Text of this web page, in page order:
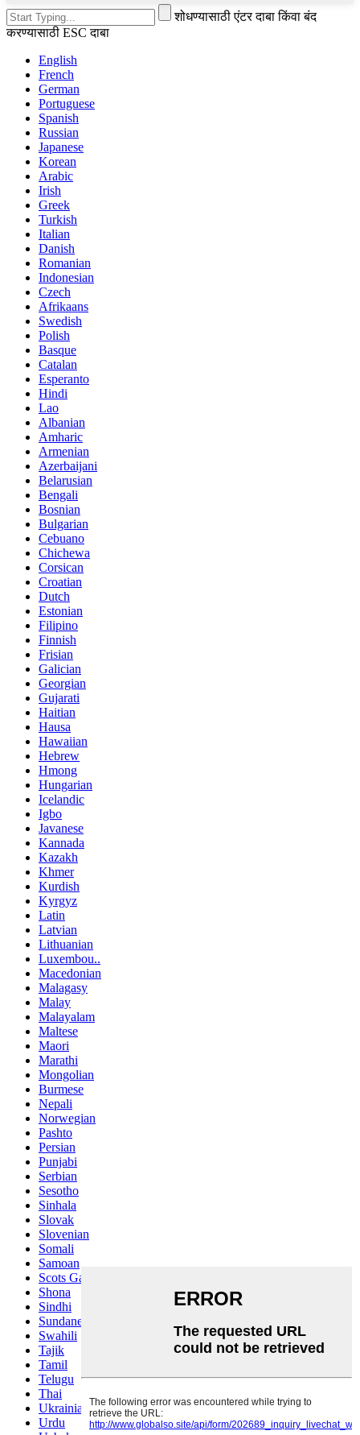
शोधण्यासाठी एंटर दाबा किंवा बंद
करण्यासाठी ESC दाबा
English
French
German
Portuguese
Spanish
Russian
Japanese
Korean
Arabic
Irish
Greek
Turkish
Italian
Danish
Romanian
Indonesian
Czech
Afrikaans
Swedish
Polish
Basque
Catalan
Esperanto
Hindi
Lao
Albanian
Amharic
Armenian
Azerbaijani
Belarusian
Bengali
Bosnian
Bulgarian
Cebuano
Chichewa
Corsican
Croatian
Dutch
Estonian
Filipino
Finnish
Frisian
Galician
Georgian
Gujarati
Haitian
Hausa
Hawaiian
Hebrew
Hmong
Hungarian
Icelandic
Igbo
Javanese
Kannada
Kazakh
Khmer
Kurdish
Kyrgyz
Latin
Latvian
Lithuanian
Luxembou..
Macedonian
Malagasy
Malay
Malayalam
Maltese
Maori
Marathi
Mongolian
Burmese
Nepali
Norwegian
Pashto
Persian
Punjabi
Serbian
Sesotho
Sinhala
Slovak
Slovenian
Somali
Samoan
Scots Gaelic
Shona
Sindhi
Sundanese
Swahili
Tajik
Tamil
Telugu
Thai
Ukrainian
Urdu